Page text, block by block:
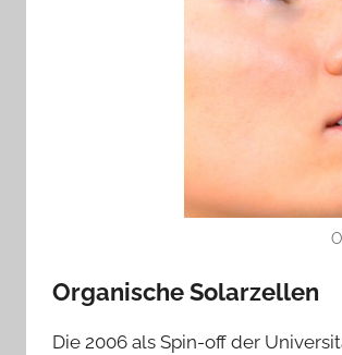
Organische Solarzellen
Die 2006 als Spin-off der